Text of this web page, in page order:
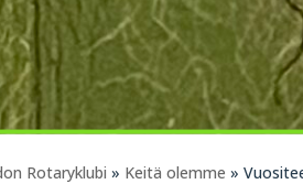
Rotaryklubi » Keitä olemme »